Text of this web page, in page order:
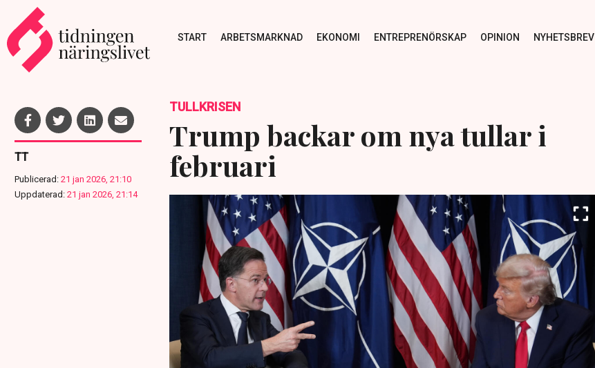
START ARBETSMARKNAD EKONOMI ENTREPRENÖRSKAP OPINION NYHETSBREV
TT
Publicerad: 21 jan 2026, 21:10
Uppdaterad: 21 jan 2026, 21:14
TULLKRISEN
Trump backar om nya tullar i
februari